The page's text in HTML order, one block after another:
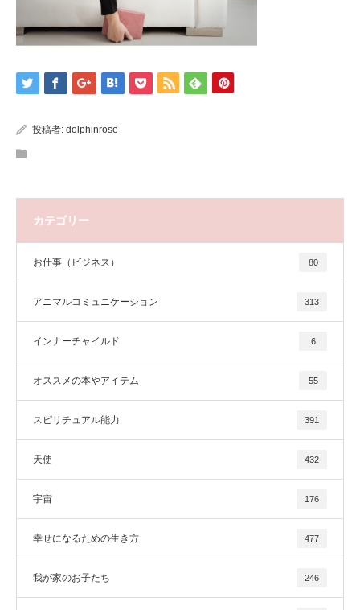
投稿者: dolphinrose
カテゴリー
お仕事（ビジネス） 80
アニマルコミュニケーション 313
インナーチャイルド 6
オススメの本やアイテム 55
スピリチュアル能力 391
天使 432
宇宙 176
幸せになるための生き方 477
我が家のお子たち 246